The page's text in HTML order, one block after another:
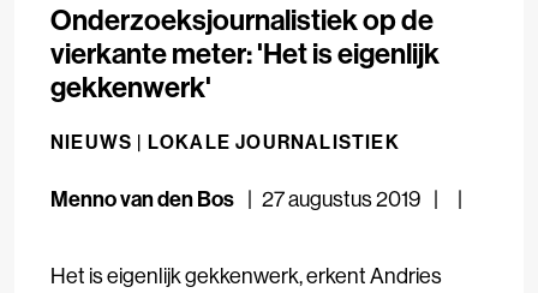
Onderzoeksjournalistiek op de
vierkante meter: 'Het is eigenlijk
gekkenwerk'
NIEUWS | LOKALE JOURNALISTIEK
Menno van den Bos 27 augustus 2019
Het is eigenlijk gekkenwerk, erkent Andries